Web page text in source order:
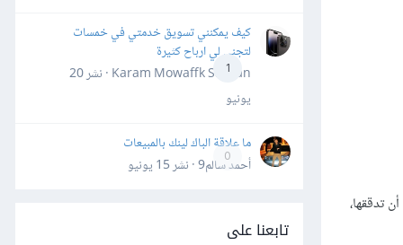
تدققها،
1
كيف يمكنني تسويق خدمتي في خمسات
لتجني لي ارباح كثيرة
Karam Mowaffk Sarhan · نشر
20
يونيو
0
ما علاقة الباك لينك بالمبيعات
أحمد سالم9 · نشر
15 يونيو
تابعنا على